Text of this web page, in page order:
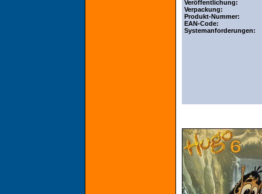
Veröffentlichung:
Verpackung:
Produkt-Nummer:
EAN-Code:
Systemanforderungen: